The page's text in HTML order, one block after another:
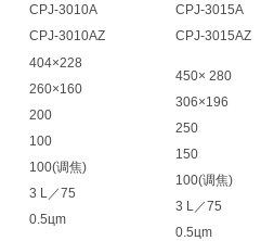
CPJ-3010A
CPJ-3010AZ
CPJ-3015A
CPJ-3015AZ
404×228
260×160
200
100
100(调焦)
3 L／75
0.5цm
450× 280
306×196
250
150
100(调焦)
3 L／75
0.5цm